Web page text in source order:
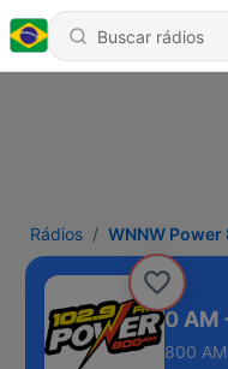
Rádios WNNW Power
Power 800 AM
800 AM